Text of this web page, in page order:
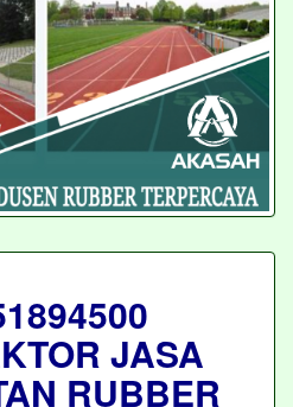
JASA
RUBBER